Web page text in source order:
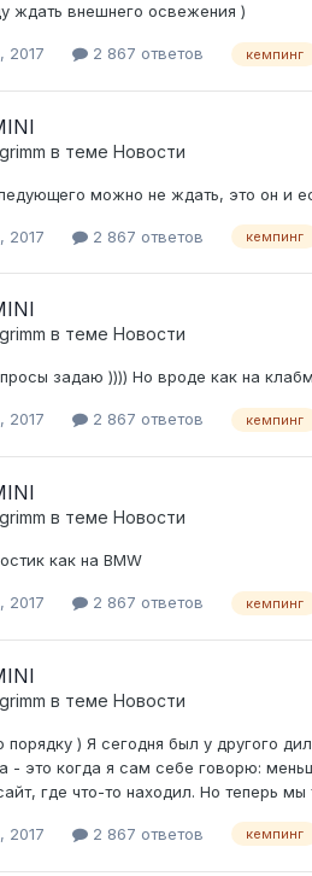
ждать внешнего освежения )
2017 2 867 ответов кемпинг
grimm в теме Новости
можно не ждать, это он и
2017 2 867 ответов кемпинг
grimm в теме Новости
задаю )))) Но вроде как на
2017 2 867 ответов кемпинг
grimm в теме Новости
как на BMW
2017 2 867 ответов кемпинг
grimm в теме Новости
порядку ) Я сегодня был у другого
- это когда я сам себе говорю:
где что-то находил. Но теперь
2017 2 867 ответов кемпинг